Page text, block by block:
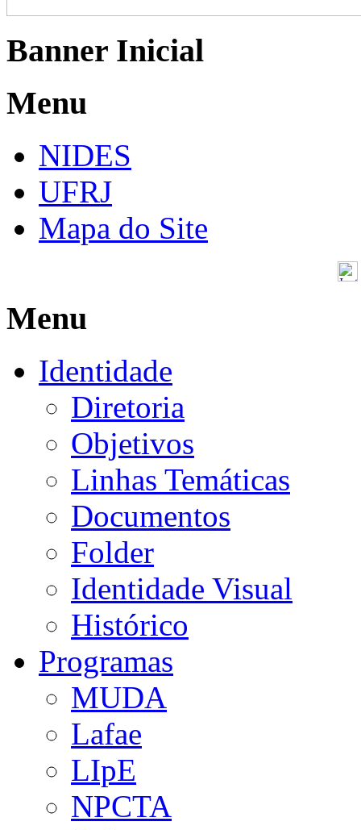
Banner Inicial
Menu
NIDES
UFRJ
Mapa do Site
Menu
Identidade
Diretoria
Objetivos
Linhas Temáticas
Documentos
Folder
Identidade Visual
Histórico
Programas
MUDA
Lafae
LIpE
NPCTA